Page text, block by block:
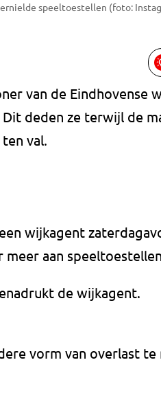
speeltoestellen (foto:
van de Eindhovense
deden ze terwijl de
val.
wijkagent
aan
de wijkagent.
vorm van overlast te